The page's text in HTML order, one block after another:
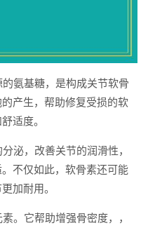
氨基糖，是构成关节软骨
产生，帮助修复受损的软
适度。
泌，改善关节的润滑性，
不仅如此，软骨素还可能
加耐用。
。它帮助增强骨密度，，